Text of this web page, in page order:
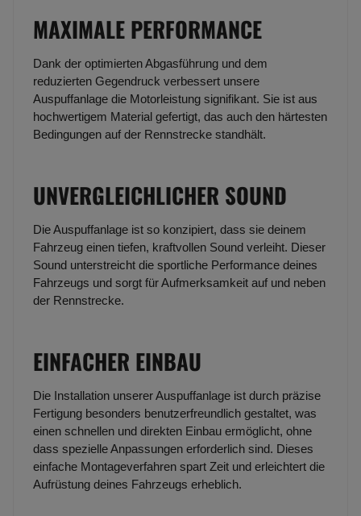
MAXIMALE PERFORMANCE
Dank der optimierten Abgasführung und dem
reduzierten Gegendruck verbessert unsere
Auspuffanlage die Motorleistung signifikant. Sie ist aus
hochwertigem Material gefertigt, das auch den härtesten
Bedingungen auf der Rennstrecke standhält.
UNVERGLEICHLICHER SOUND
Die Auspuffanlage ist so konzipiert, dass sie deinem
Fahrzeug einen tiefen, kraftvollen Sound verleiht. Dieser
Sound unterstreicht die sportliche Performance deines
Fahrzeugs und sorgt für Aufmerksamkeit auf und neben
der Rennstrecke.
EINFACHER EINBAU
Die Installation unserer Auspuffanlage ist durch präzise
Fertigung besonders benutzerfreundlich gestaltet, was
einen schnellen und direkten Einbau ermöglicht, ohne
dass spezielle Anpassungen erforderlich sind. Dieses
einfache Montageverfahren spart Zeit und erleichtert die
Aufrüstung deines Fahrzeugs erheblich.